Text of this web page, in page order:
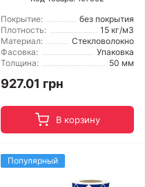
Покрытие:
без покрытия
Плотность:
15 кг/м3
Материал:
Стекловолокно
Фасовка:
Упаковка
Толщина:
50 мм
927.01 грн
В корзину
Популярный